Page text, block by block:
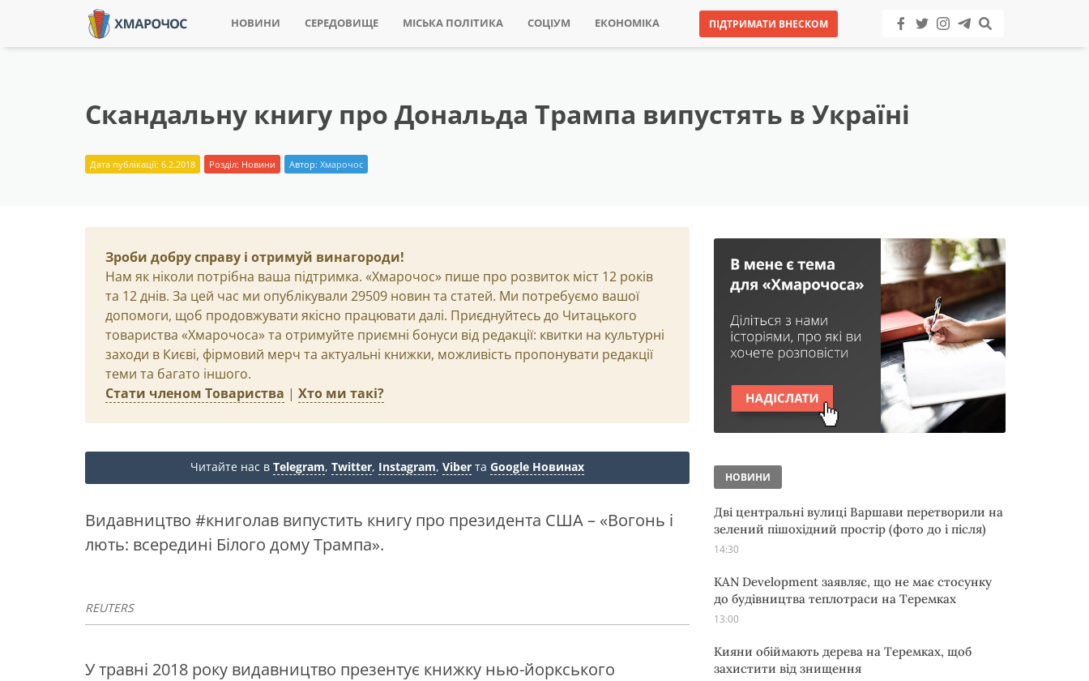
НОВИНИ СЕРЕДОВИЩЕ МІСЬКА ПОЛІТИКА СОЦІУМ ЕКОНОМІКА ПІДТРИМАТИ ВНЕСКОМ
Скандальну книгу про Дональда Трампа випустять в Україні
Дата публікації: 6.2.2018 Розділ: Новини Автор: Хмарочос
Зроби добру справу і отримуй винагороди!
Нам як ніколи потрібна ваша підтримка. «Хмарочос» пише про розвиток міст 12 років
та 12 днів. За цей час ми опублікували 29509 новин та статей. Ми потребуємо вашої
допомоги, щоб продовжувати якісно працювати далі. Приєднуйтесь до Читацького
товариства «Хмарочоса» та отримуйте приємні бонуси від редакції: квитки на культурні
заходи в Києві, фірмовий мерч та актуальні книжки, можливість пропонувати редакції
теми та багато іншого.
Стати членом Товариства | Хто ми такі?
Читайте нас в Telegram, Twitter, Instagram, Viber та Google Новинах
Видавництво #книголав випустить книгу про президента США – «Вогонь і
лють: всередині Білого дому Трампа».
REUTERS
У травні 2018 року видавництво презентує книжку нью-йоркського
НОВИНИ
Дві центральні вулиці Варшави перетворили на
зелений пішохідний простір (фото до і після)
14:30
KAN Development заявляє, що не має стосунку
до будівництва теплотраси на Теремках
13:00
Кияни обіймають дерева на Теремках, щоб
захистити від знищення